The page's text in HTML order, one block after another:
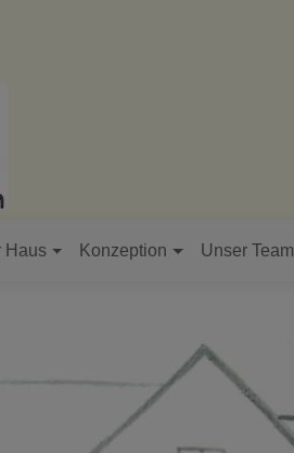
Haus Konzeption Unser Team